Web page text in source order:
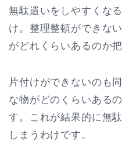
無駄遣いをしやすくな
け。整理整頓ができな
がどれくらいあるのか
片付けができないのも
な物がどのくらいある
す。これが結果的に無
しまうわけです。